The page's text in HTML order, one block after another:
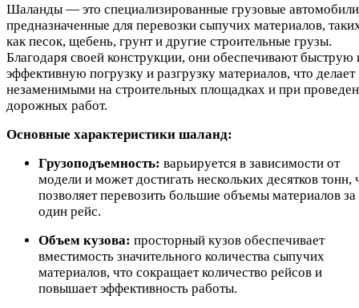
Шаланды — это специализированные грузовые
предназначенные для перевозки сыпучих материалов,
как песок, щебень, грунт и другие строительные грузы.
Благодаря своей конструкции, они обеспечивают быструю
эффективную погрузку и разгрузку материалов, что делает
незаменимыми на строительных площадках и при
дорожных работ.
Основные характеристики шаланд:
Грузоподъемность: варьируется в зависимости от
модели и может достигать нескольких десятков тонн,
позволяет перевозить большие объемы материалов за
один рейс.
Объем кузова: просторный кузов обеспечивает
вместимость значительного количества сыпучих
материалов, что сокращает количество рейсов и
повышает эффективность работы.